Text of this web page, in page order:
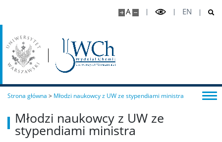
A EN
Pełnomocniczka ds. osób ze specjalnymi
potrzebami edukacyjnymi
Sprawy socjalne/Stypendia
Samorząd Studencki
Strona główna > Młodzi naukowcy z UW ze stypendiami ministra
Młodzi naukowcy z UW ze
stypendiami ministra